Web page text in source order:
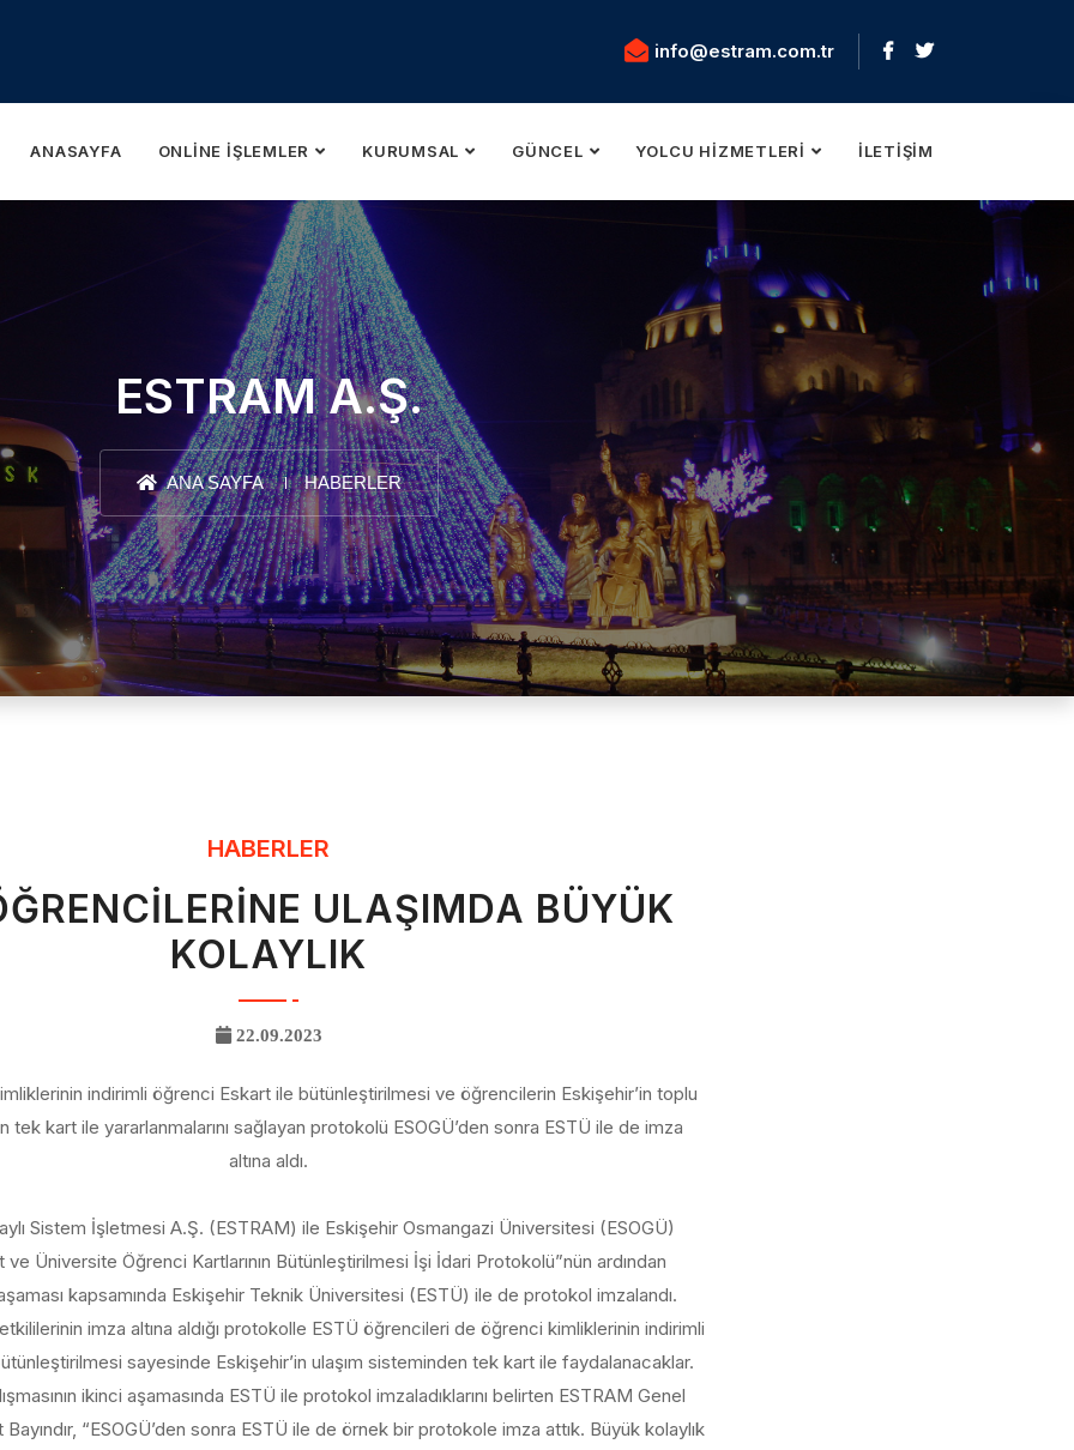
info@estram.com.tr
ANASAYFA ONLINE İŞLEMLER KURUMSAL GÜNCEL YOLCU HIZMETLERI İLETIŞIM
ESTRAM A.Ş.
ANA SAYFA HABERLER
HABERLER
ULAŞIMDA BÜYÜK
KOLAYLIK
22.09.2023
indirimli öğrenci Eskart ile bütünleştirilmesi ve öğrencilerin Eskişehir’in toplu
tek kart ile yararlanmalarını sağlayan protokolü ESOGÜ’den sonra ESTÜ ile de imza
altına aldı.
Sistem İşletmesi A.Ş. (ESTRAM) ile Eskişehir Osmangazi Üniversitesi (ESOGÜ)
ve Üniversite Öğrenci Kartlarının Bütünleştirilmesi İşi İdari Protokolü”nün ardından
kapsamında Eskişehir Teknik Üniversitesi (ESTÜ) ile de protokol imzalandı.
imza altına aldığı protokolle ESTÜ öğrencileri de öğrenci kimliklerinin indirimli
sayesinde Eskişehir’in ulaşım sisteminden tek kart ile faydalanacaklar.
ikinci aşamasında ESTÜ ile protokol imzaladıklarını belirten ESTRAM Genel
“ESOGÜ’den sonra ESTÜ ile de örnek bir protokole imza attık. Büyük kolaylık